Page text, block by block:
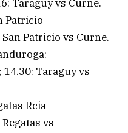
Taraguy vs Curne.
Patricio
Patricio vs Curne.
Taraguy vs
Rcia
vs